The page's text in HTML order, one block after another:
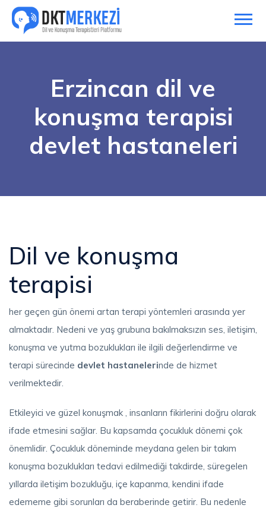
Erzincan dil ve
konuşma terapisi
devlet hastaneleri
Dil ve konuşma
terapisi
her geçen gün önemi artan terapi yöntemleri arasında yer
almaktadır. Nedeni ve yaş grubuna bakılmaksızın ses, iletişim,
konuşma ve yutma bozuklukları ile ilgili değerlendirme ve
terapi sürecinde devlet hastanelerinde de hizmet
verilmektedir.
Etkileyici ve güzel konuşmak , insanların fikirlerini doğru olarak
ifade etmesini sağlar. Bu kapsamda çocukluk dönemi çok
önemlidir. Çocukluk döneminde meydana gelen bir takım
konuşma bozuklukları tedavi edilmediği takdirde, süregelen
yıllarda iletişim bozukluğu, içe kapanma, kendini ifade
edememe gibi sorunları da beraberinde getirir. Bu nedenle